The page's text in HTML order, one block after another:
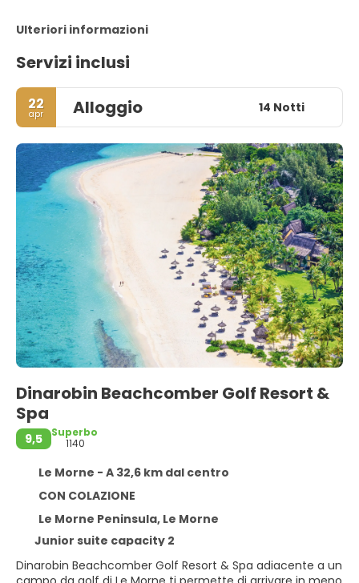
Ulteriori informazioni
Servizi inclusi
22
apr Alloggio 14 Notti
Dinarobin Beachcomber Golf Resort &
Spa
9,5
Superbo
1140
Le Morne - A 32,6 km dal centro
CON COLAZIONE
Le Morne Peninsula, Le Morne
Junior suite capacity 2
Dinarobin Beachcomber Golf Resort & Spa adiacente a un